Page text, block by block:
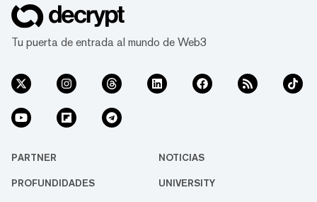
Tu puerta de entrada al mundo de Web3
PARTNER NOTICIAS
PROFUNDIDADES UNIVERSITY